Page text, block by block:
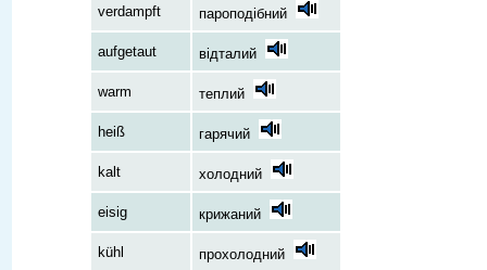
verdampft пароподібний
aufgetaut відталий
warm теплий
heiß гарячий
kalt холодний
eisig крижаний
kühl прохолодний